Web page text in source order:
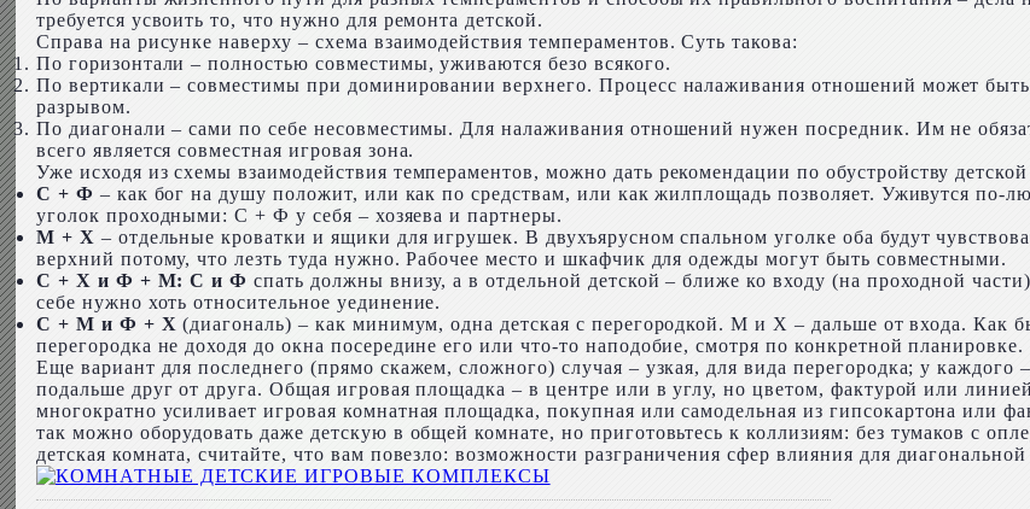
требуется усвоить то, что нужно для ремонта детской.
Справа на рисунке наверху – схема взаимодействия темпераментов. Суть такова:
По горизонтали – полностью совместимы, уживаются безо всякого.
По вертикали – совместимы при доминировании верхнего. Процесс налаживания отношений может
разрывом.
По диагонали – сами по себе несовместимы. Для налаживания отношений нужен посредник. Им не
всего является совместная игровая зона.
Уже исходя из схемы взаимодействия темпераментов, можно дать рекомендации по обустройству
С + Ф – как бог на душу положит, или как по средствам, или как жилплощадь позволяет. Уживутся по-
уголок проходными: С + Ф у себя – хозяева и партнеры.
М + Х – отдельные кроватки и ящики для игрушек. В двухъярусном спальном уголке оба будут
верхний потому, что лезть туда нужно. Рабочее место и шкафчик для одежды могут быть совместными.
С + Х и Ф + М: С и Ф спать должны внизу, а в отдельной детской – ближе ко входу (на проходной
себе нужно хоть относительное уединение.
С + М и Ф + Х (диагональ) – как минимум, одна детская с перегородкой. М и Х – дальше от входа. Как
перегородка не доходя до окна посередине его или что-то наподобие, смотря по конкретной планировке.
Еще вариант для последнего (прямо скажем, сложного) случая – узкая, для вида перегородка; у
подальше друг от друга. Общая игровая площадка – в центре или в углу, но цветом, фактурой или
многократно усиливает игровая комнатная площадка, покупная или самодельная из гипсокартона
так можно оборудовать даже детскую в общей комнате, но приготовьтесь к коллизиям: без тумаков с
детская комната, считайте, что вам повезло: возможности разграничения сфер влияния для